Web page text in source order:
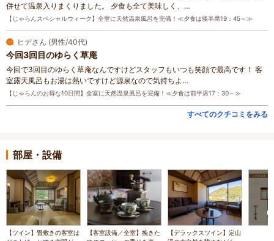
併せて温泉入りまくりました。 夕食も全て美味しく、…
【じゃらんスペシャルウィーク】全室に天然温泉風呂を完備！≪夕食は後半席19：45～≫
ヒデさん (男性/40代)
今回3回目のゆらく草庵
今回で3回目のゆらく草庵なんですけどスタッフもいつも笑顔で最高です！ 客
室露天風呂もお湯は熱いですけど源泉なので気持ちよ…
【じゃらんのお得な10日間】全室に天然温泉風呂を完備！≪夕食は前半席17：30～≫
すべてのクチコミをみる
部屋・設備
【ツイン】畳敷きの客室は
【客室設備／全室】挽きた
【デラックスツイン】定山